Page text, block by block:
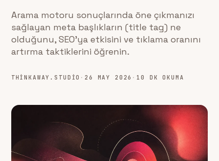
Arama motoru sonuçlarında öne çıkmanızı
sağlayan meta başlıkların (title tag) ne
olduğunu, SEO'ya etkisini ve tıklama oranını
artırma taktiklerini öğrenin.
THINKAWAY.STUDIO ·26 MAY 2026 · 10 DK OKUMA